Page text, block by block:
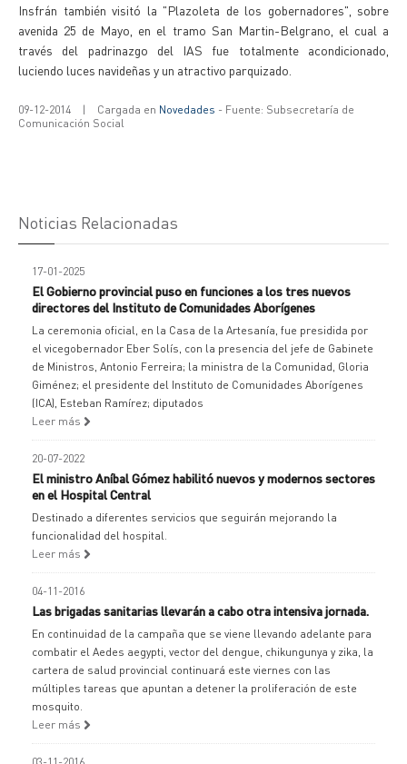
Insfrán también visitó la "Plazoleta de los gobernadores", sobre
avenida 25 de Mayo, en el tramo San Martin-Belgrano, el cual a
través del padrinazgo del IAS fue totalmente acondicionado,
luciendo luces navideñas y un atractivo parquizado.
09-12-2014 | Cargada en Novedades - Fuente: Subsecretaría de
Comunicación Social
Noticias Relacionadas
17-01-2025
El Gobierno provincial puso en funciones a los tres nuevos
directores del Instituto de Comunidades Aborígenes
La ceremonia oficial, en la Casa de la Artesanía, fue presidida por
el vicegobernador Eber Solís, con la presencia del jefe de Gabinete
de Ministros, Antonio Ferreira; la ministra de la Comunidad, Gloria
Giménez; el presidente del Instituto de Comunidades Aborígenes
(ICA), Esteban Ramírez; diputados
Leer más
20-07-2022
El ministro Aníbal Gómez habilitó nuevos y modernos sectores
en el Hospital Central
Destinado a diferentes servicios que seguirán mejorando la
funcionalidad del hospital.
Leer más
04-11-2016
Las brigadas sanitarias llevarán a cabo otra intensiva jornada.
En continuidad de la campaña que se viene llevando adelante para
combatir el Aedes aegypti, vector del dengue, chikungunya y zika, la
cartera de salud provincial continuará este viernes con las
múltiples tareas que apuntan a detener la proliferación de este
mosquito.
Leer más